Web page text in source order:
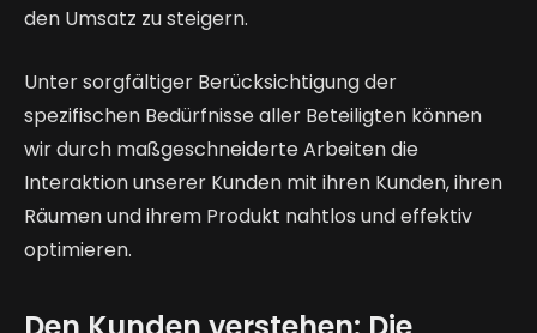
den Umsatz zu steigern.
Unter sorgfältiger Berücksichtigung der
spezifischen Bedürfnisse aller Beteiligten können
wir durch maßgeschneiderte Arbeiten die
Interaktion unserer Kunden mit ihren Kunden, ihren
Räumen und ihrem Produkt nahtlos und effektiv
optimieren.